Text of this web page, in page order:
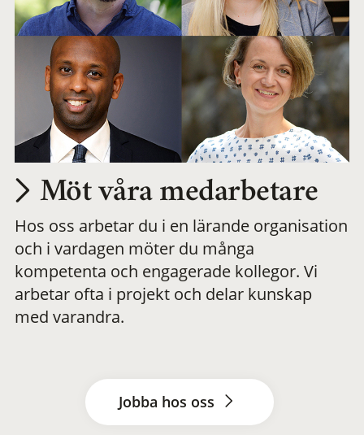
Möt våra medarbetare
Hos oss arbetar du i en lärande organisation
och i vardagen möter du många
kompetenta och engagerade kollegor. Vi
arbetar ofta i projekt och delar kunskap
med varandra.
Jobba hos oss